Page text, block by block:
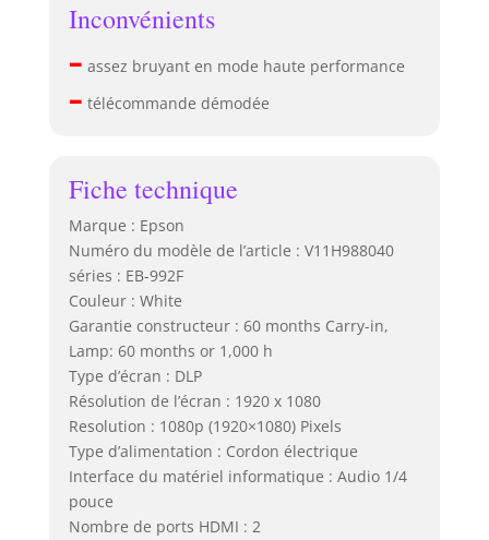
Inconvénients
– assez bruyant en mode haute performance
– télécommande démodée
Fiche technique
Marque : Epson
Numéro du modèle de l’article : V11H988040
séries : EB-992F
Couleur : White
Garantie constructeur : 60 months Carry-in,
Lamp: 60 months or 1,000 h
Type d’écran : DLP
Résolution de l’écran : 1920 x 1080
Resolution : 1080p (1920×1080) Pixels
Type d’alimentation : Cordon électrique
Interface du matériel informatique : Audio 1/4
pouce
Nombre de ports HDMI : 2